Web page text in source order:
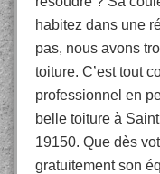
habitez dans une
pas, nous avons
toiture. C’est tout
professionnel en
belle toiture à
19150. Que dès
gratuitement son